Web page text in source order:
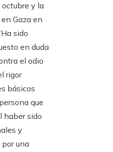
octubre y la
Gaza en
sido
en duda
el odio
rigor
básicos
que
haber sido
y
una